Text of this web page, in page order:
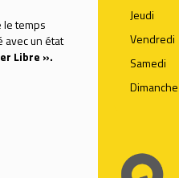
le temps
avec un état
Libre ».
Jeudi
Vendredi
Samedi
Dimanche